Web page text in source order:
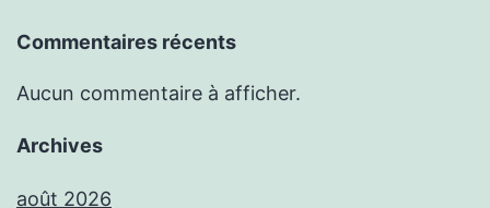
Commentaires récents
Aucun commentaire à afficher.
Archives
août 2026